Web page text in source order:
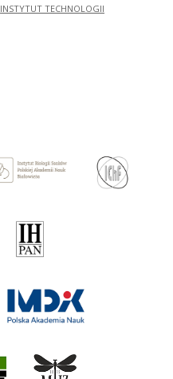
INSTYTUT TECHNOLOGII